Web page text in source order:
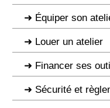
Équiper son
Louer un atelier
Financer ses
Sécurité et